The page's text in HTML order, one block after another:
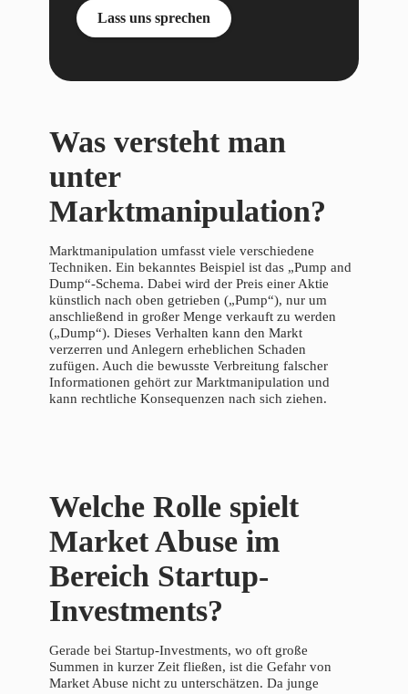
Lass uns sprechen
Was versteht man
unter
Marktmanipulation?
Marktmanipulation umfasst viele verschiedene
Techniken. Ein bekanntes Beispiel ist das „Pump and
Dump“-Schema. Dabei wird der Preis einer Aktie
künstlich nach oben getrieben („Pump“), nur um
anschließend in großer Menge verkauft zu werden
(„Dump“). Dieses Verhalten kann den Markt
verzerren und Anlegern erheblichen Schaden
zufügen. Auch die bewusste Verbreitung falscher
Informationen gehört zur Marktmanipulation und
kann rechtliche Konsequenzen nach sich ziehen.
Welche Rolle spielt
Market Abuse im
Bereich Startup-
Investments?
Gerade bei Startup-Investments, wo oft große
Summen in kurzer Zeit fließen, ist die Gefahr von
Market Abuse nicht zu unterschätzen. Da junge